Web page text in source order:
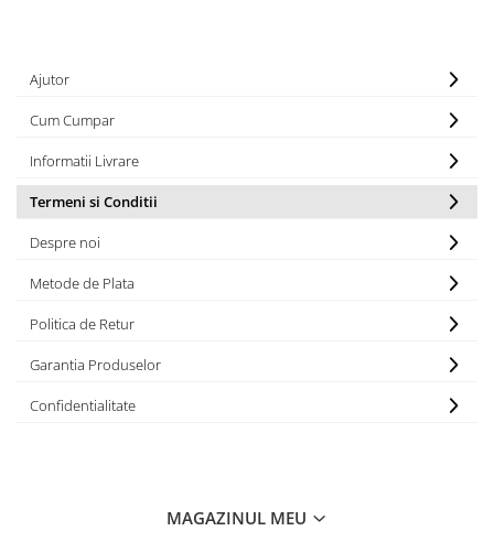
Ajutor
Cum Cumpar
Informatii Livrare
Termeni si Conditii
Despre noi
Metode de Plata
Politica de Retur
Garantia Produselor
Confidentialitate
MAGAZINUL MEU